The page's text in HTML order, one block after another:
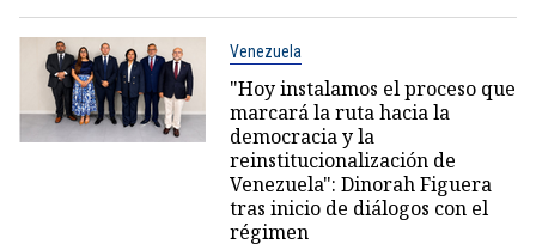
Venezuela
"Hoy instalamos el proceso que
marcará la ruta hacia la
democracia y la
reinstitucionalización de
Venezuela": Dinorah Figuera
tras inicio de diálogos con el
régimen